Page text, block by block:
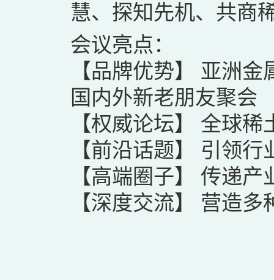
慧、探知先机、共商
会议亮点：
【品牌优势】 亚洲
国内外新老朋友聚会
【权威论坛】 全球
【前沿话题】 引领
【高端圈子】 传递
【深度交流】 营造